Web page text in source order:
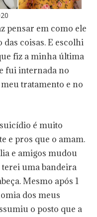
pensar em como ele
coisas. E escolhi
fiz a minha última
fui internada no
tratamento e no
é muito
e pros que o amam.
e amigos mudou
uma bandeira
Mesmo após 1
dos meus
o posto que a